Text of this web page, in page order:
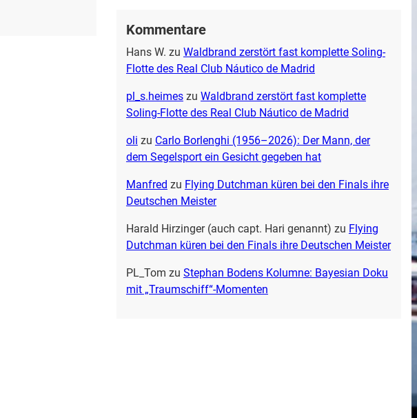
Kommentare
Hans W. zu Waldbrand zerstört fast komplette Soling-
Flotte des Real Club Náutico de Madrid
pl_s.heimeszu Waldbrand zerstört fast komplette
Soling-Flotte des Real Club Náutico de Madrid
oli zu Carlo Borlenghi (1956–2026): Der Mann, der
dem Segelsport ein Gesicht gegeben hat
Manfred zu Flying Dutchman küren bei den Finals ihre
Deutschen Meister
Harald Hirzinger (auch capt. Hari genannt) zu Flying
Dutchman küren bei den Finals ihre Deutschen Meister
PL_Tom zu Stephan Bodens Kolumne: Bayesian Doku
mit „Traumschiff“-Momenten